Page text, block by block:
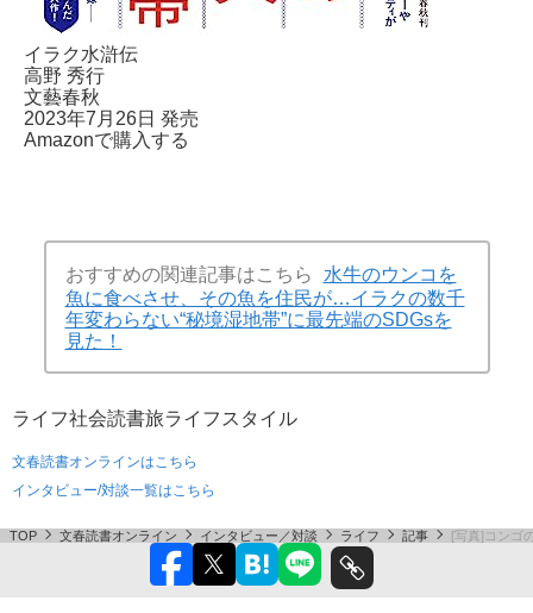
イラク水滸伝
高野 秀行
文藝春秋
2023年7月26日 発売
Amazonで購入する
おすすめの関連記事はこちら
水牛のウンコを
魚に食べさせ、その魚を住民が…イラクの数千
年変わらない“秘境湿地帯”に最先端のSDGsを
見た！
ライフ社会読書旅ライフスタイル
文春読書オンラインはこちら
インタビュー/対談一覧はこちら
TOP 文春読書オンライン インタビュー／対談 ライフ 記事 [写真]コンゴ